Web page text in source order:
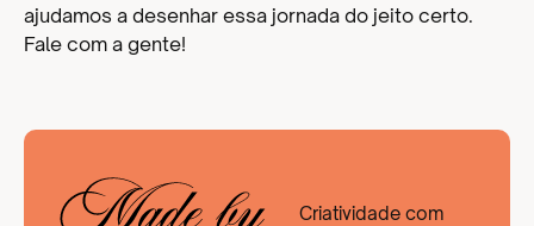
ajudamos a desenhar essa jornada do jeito certo.
Fale com a gente!
Criatividade com